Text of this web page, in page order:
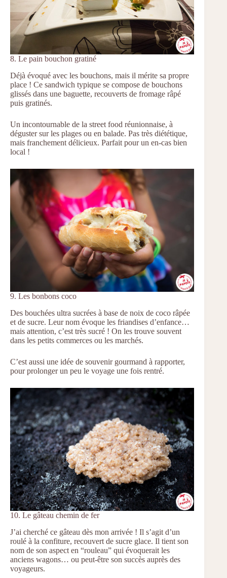
8. Le pain bouchon gratiné
Déjà évoqué avec les bouchons, mais il mérite sa propre
place ! Ce sandwich typique se compose de bouchons
glissés dans une baguette, recouverts de fromage râpé
puis gratinés.
Un incontournable de la street food réunionnaise, à
déguster sur les plages ou en balade. Pas très diététique,
mais franchement délicieux. Parfait pour un en-cas bien
local !
9. Les bonbons coco
Des bouchées ultra sucrées à base de noix de coco râpée
et de sucre. Leur nom évoque les friandises d’enfance…
mais attention, c’est très sucré ! On les trouve souvent
dans les petits commerces ou les marchés.
C’est aussi une idée de souvenir gourmand à rapporter,
pour prolonger un peu le voyage une fois rentré.
10. Le gâteau chemin de fer
J’ai cherché ce gâteau dès mon arrivée ! Il s’agit d’un
roulé à la confiture, recouvert de sucre glace. Il tient son
nom de son aspect en “rouleau” qui évoquerait les
anciens wagons… ou peut-être son succès auprès des
voyageurs.